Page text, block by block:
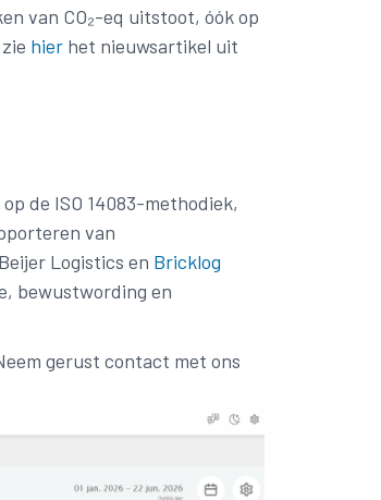
van CO₂-eq uitstoot, óók op
hier het nieuwsartikel uit
de ISO 14083-methodiek,
van
Logistics en Bricklog
bewustwording en
gerust contact met ons